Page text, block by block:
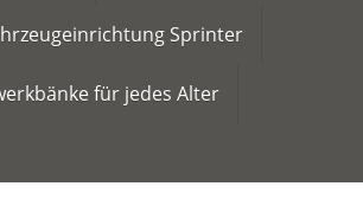
Sprinter
für jedes Alter